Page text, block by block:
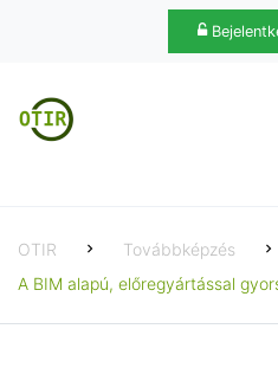
OTIR
Továbbképzés
A BIM alapú, előregyártással